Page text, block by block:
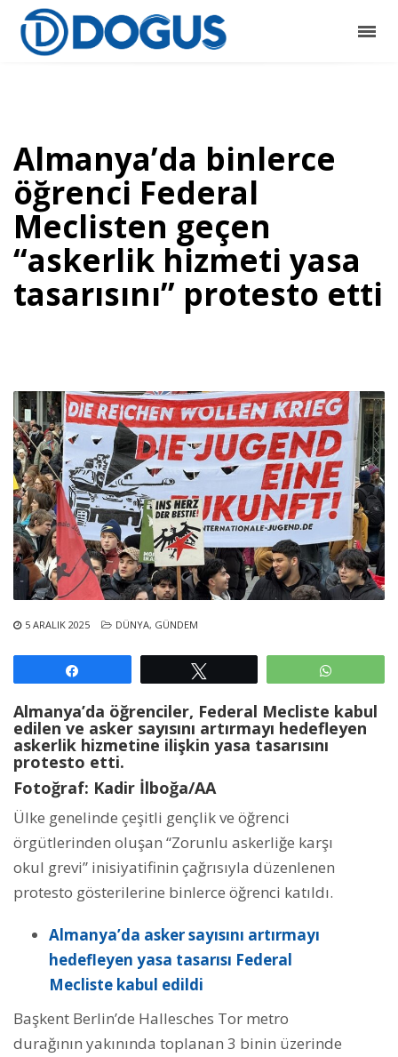
Almanya’da binlerce
öğrenci Federal
Meclisten geçen
“askerlik hizmeti yasa
tasarısını” protesto etti
5 ARALIK 2025 DÜNYA, GÜNDEM
Almanya’da öğrenciler, Federal Mecliste kabul
edilen ve asker sayısını artırmayı hedefleyen
askerlik hizmetine ilişkin yasa tasarısını
protesto etti.
Fotoğraf: Kadir İlboğa/AA
Ülke genelinde çeşitli gençlik ve öğrenci
örgütlerinden oluşan “Zorunlu askerliğe karşı
okul grevi” inisiyatifinin çağrısıyla düzenlenen
protesto gösterilerine binlerce öğrenci katıldı.
Almanya’da asker sayısını artırmayı
hedefleyen yasa tasarısı Federal
Mecliste kabul edildi
Başkent Berlin’de Hallesches Tor metro
durağının yakınında toplanan 3 binin üzerinde